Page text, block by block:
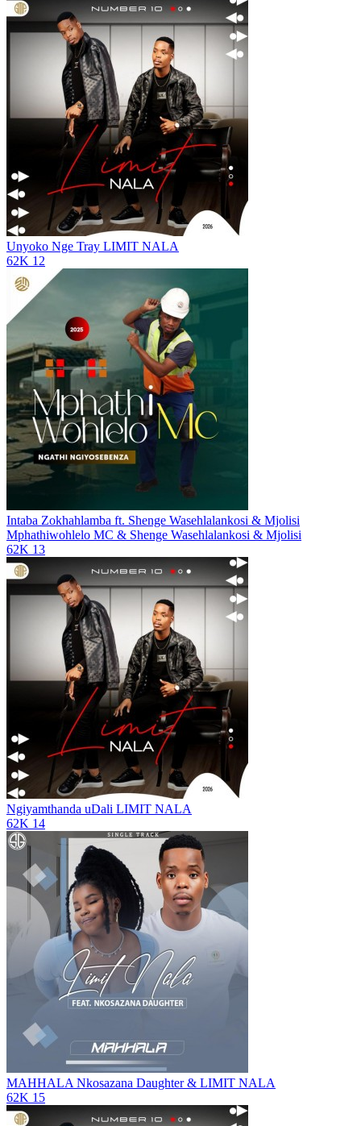
Unyoko Nge Tray LIMIT NALA
62K 12
Intaba Zokhahlamba ft. Shenge Wasehlalankosi & Mjolisi
Mphathiwohlelo MC & Shenge Wasehlalankosi & Mjolisi
62K 13
Ngiyamthanda uDali LIMIT NALA
62K 14
MAHHALA Nkosazana Daughter & LIMIT NALA
62K 15